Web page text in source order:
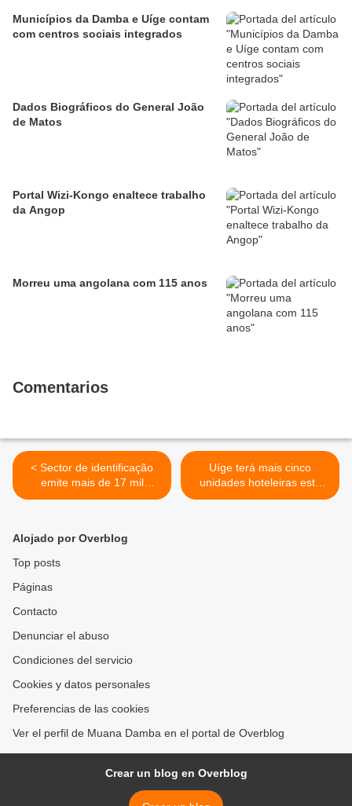
Municípios da Damba e Uíge contam
com centros sociais integrados
Dados Biográficos do General João
de Matos
Portal Wizi-Kongo enaltece trabalho
da Angop
Morreu uma angolana com 115 anos
Comentarios
< Sector de identificação
emite mais de 17 mil
bilhetes em 2010.
Uíge terá mais cinco
unidades hoteleiras este
ano. >
Alojado por Overblog
Top posts
Páginas
Contacto
Denunciar el abuso
Condiciones del servicio
Cookies y datos personales
Preferencias de las cookies
Ver el perfil de Muana Damba en el portal de Overblog
Crear un blog en Overblog